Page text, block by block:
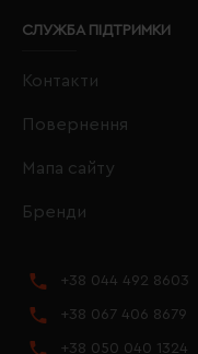
СЛУЖБА ПІДТРИМКИ
Контакти
Повернення
Мапа сайту
Бренди
+38 044 492 8603
+38 067 406 8679
+38 050 040 1324